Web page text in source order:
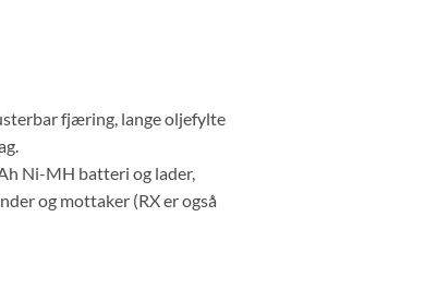
fjæring, lange oljefylte
Ni-MH batteri og lader,
og mottaker (RX er også